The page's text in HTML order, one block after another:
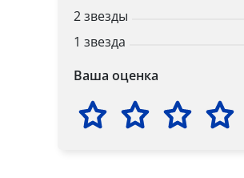
2 звезды
1 звезда
Ваша оценка